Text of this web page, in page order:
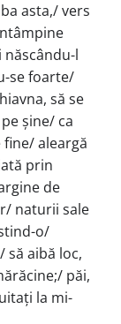
asta,/ vers
născându-l
se foarte/
să se
șine/ ca
aleargă
prin
de
naturii sale
o/
să aibă loc,
păi,
la mi­